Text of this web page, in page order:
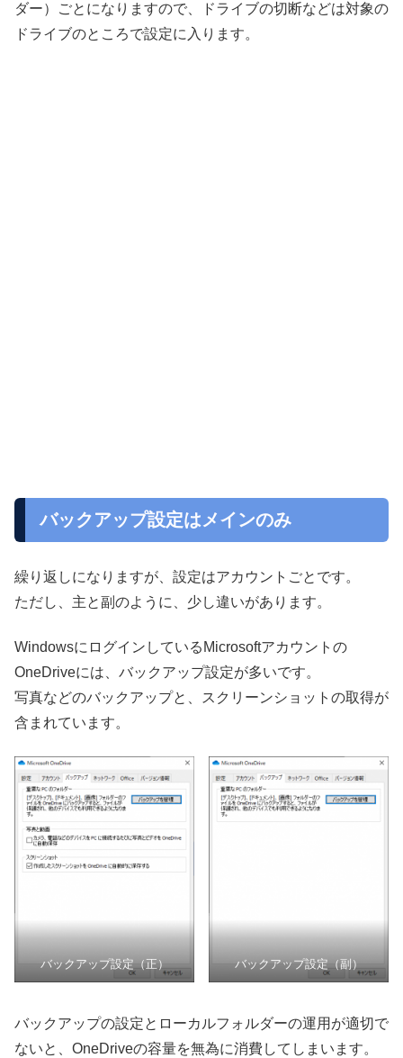
ダー）ごとになりますので、ドライブの切断などは対象の
ドライブのところで設定に入ります。
バックアップ設定はメインのみ
繰り返しになりますが、設定はアカウントごとです。
ただし、主と副のように、少し違いがあります。
WindowsにログインしているMicrosoftアカウントの
OneDriveには、バックアップ設定が多いです。
写真などのバックアップと、スクリーンショットの取得が
含まれています。
バックアップ設定（正） バックアップ設定（副）
バックアップの設定とローカルフォルダーの運用が適切で
ないと、OneDriveの容量を無為に消費してしまいます。